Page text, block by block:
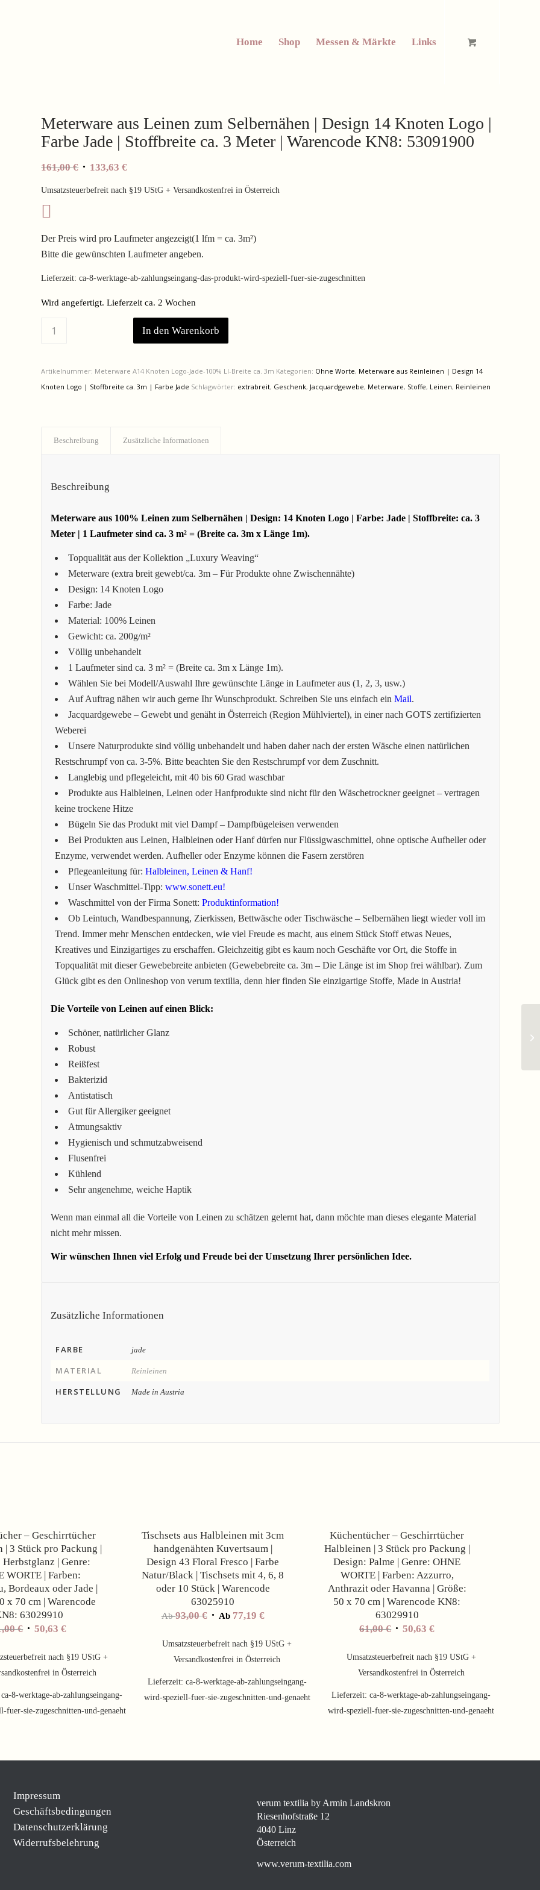
Home Shop Messen & Märkte Links
Meterware aus Leinen zum Selbernähen | Design 14 Knoten Logo |
Farbe Jade | Stoffbreite ca. 3 Meter | Warencode KN8: 53091900
161,00€ Ursprünglicher
war:
133,63€
ist:
Umsatzsteuerbefreit nach §19 UStG + Versandkostenfrei in Österreich
Der Preis wird pro Laufmeter angezeigt(1 lfm = ca. 3m²)
Bitte die gewünschten Laufmeter angeben.
Lieferzeit:ca-8-werktage-ab-zahlungseingang-das-produkt-wird-speziell-fuer-sie-zugeschnitten
Wird angefertigt. Lieferzeit ca. 2 Wochen
In den Warenkorb
Artikelnummer: Meterware A14 Knoten Logo-Jade-100% LI-Breite ca. 3m Kategorien: Ohne Worte, Meterware aus Reinleinen | Design 14
Knoten Logo | Stoffbreite ca. 3m | Farbe Jade Schlagwörter: extrabreit, Geschenk, Jacquardgewebe, Meterware, Stoffe, Leinen, Reinleinen
Beschreibung Zusätzliche Informationen
Beschreibung
Meterware aus 100% Leinen zum Selbernähen | Design: 14 Knoten Logo | Farbe: Jade | Stoffbreite: ca. 3
Meter | 1 Laufmeter sind ca. 3 m² = (Breite ca. 3m x Länge 1m).
Topqualität aus der Kollektion „Luxury Weaving“
Meterware (extra breit gewebt/ca. 3m – Für Produkte ohne Zwischennähte)
Design: 14 Knoten Logo
Farbe: Jade
Material: 100% Leinen
Gewicht: ca. 200g/m²
Völlig unbehandelt
1 Laufmeter sind ca. 3 m² = (Breite ca. 3m x Länge 1m).
Wählen Sie bei Modell/Auswahl Ihre gewünschte Länge in Laufmeter aus (1, 2, 3, usw.)
Auf Auftrag nähen wir auch gerne Ihr Wunschprodukt. Schreiben Sie uns einfach einMail.
Jacquardgewebe – Gewebt und genäht in Österreich (Region Mühlviertel), in einer nach GOTS zertifizierten
Weberei
Unsere Naturprodukte sind völlig unbehandelt und haben daher nach der ersten Wäsche einen natürlichen
Restschrumpf von ca. 3-5%. Bitte beachten Sie den Restschrumpf vor dem Zuschnitt.
Langlebig und pflegeleicht, mit 40 bis 60 Grad waschbar
Produkte aus Halbleinen, Leinen oder Hanfprodukte sind nicht für den Wäschetrockner geeignet – vertragen
keine trockene Hitze
Bügeln Sie das Produkt mit viel Dampf – Dampfbügeleisen verwenden
Bei Produkten aus Leinen, Halbleinen oder Hanf dürfen nur Flüssigwaschmittel, ohne optische Aufheller oder
Enzyme, verwendet werden. Aufheller oder Enzyme können die Fasern zerstören
Pflegeanleitung für:Halbleinen, Leinen & Hanf!
Unser Waschmittel-Tipp:www.sonett.eu!
Waschmittel von der Firma Sonett:Produktinformation!
Ob Leintuch, Wandbespannung, Zierkissen, Bettwäsche oder Tischwäsche – Selbernähen liegt wieder voll im
Trend. Immer mehr Menschen entdecken, wie viel Freude es macht, aus einem Stück Stoff etwas Neues,
Kreatives und Einzigartiges zu erschaffen. Gleichzeitig gibt es kaum noch Geschäfte vor Ort, die Stoffe in
Topqualität mit dieser Gewebebreite anbieten (Gewebebreite ca. 3m – Die Länge ist im Shop frei wählbar). Zum
Glück gibt es den Onlineshop von verum textilia, denn hier finden Sie einzigartige Stoffe, Made in Austria!
Die Vorteile von Leinen auf einen Blick:
Schöner, natürlicher Glanz
Robust
Reißfest
Bakterizid
Antistatisch
Gut für Allergiker geeignet
Atmungsaktiv
Hygienisch und schmutzabweisend
Flusenfrei
Kühlend
Sehr angenehme, weiche Haptik
Wenn man einmal all die Vorteile von Leinen zu schätzen gelernt hat, dann möchte man dieses elegante Material
nicht mehr missen.
Wir wünschen Ihnen viel Erfolg und Freude bei der Umsetzung Ihrer persönlichen Idee.
Zusätzliche Informationen
FARBE jade
MATERIAL Reinleinen
HERSTELLUNG Made in Austria
– Geschirrtücher
| 3 Stück pro Packung |
| Genre:
WORTE | Farben:
Bordeaux oder Jade |
x 70 cm | Warencode
63029910
€ 50,63€
nach §19 UStG +
in Österreich
ca-8-werktage-ab-zahlungseingang-
fuer-sie-zugeschnitten-und-genaeht
Tischsets aus Halbleinen mit 3cm
handgenähten Kuvertsaum |
Design 43 Floral Fresco | Farbe
Natur/Black | Tischsets mit 4, 6, 8
oder 10 Stück | Warencode
63025910
Ab93,00€ Ab 77,19 €
Umsatzsteuerbefreit nach §19 UStG +
Versandkostenfrei in Österreich
Lieferzeit: ca-8-werktage-ab-zahlungseingang-
wird-speziell-fuer-sie-zugeschnitten-und-genaeht
Küchentücher – Geschirrtücher
Halbleinen | 3 Stück pro Packung |
Design: Palme | Genre: OHNE
WORTE | Farben: Azzurro,
Anthrazit oder Havanna | Größe:
50 x 70 cm | Warencode KN8:
63029910
61,00€ 50,63€
Umsatzsteuerbefreit nach §19 UStG +
Versandkostenfrei in Österreich
Lieferzeit:ca-8-werktage-ab-zahlungseingang-
wird-speziell-fuer-sie-zugeschnitten-und-genaeht
Impressum
Geschäftsbedingungen
Datenschutzerklärung
Widerrufsbelehrung
verum textilia by Armin Landskron
Riesenhofstraße 12
4040 Linz
Österreich
www.verum-textilia.com